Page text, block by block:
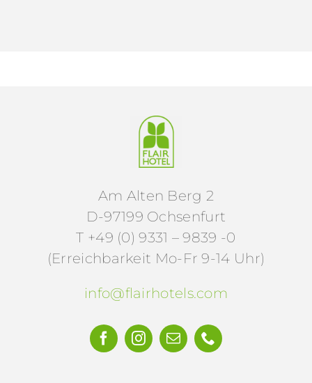
Am Alten Berg 2
D-97199 Ochsenfurt
T +49 (0) 9331 – 9839 -0
(Erreichbarkeit Mo-Fr 9-14 Uhr)
info@flairhotels.com